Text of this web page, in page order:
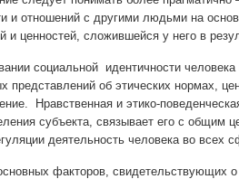
и отношений с другими людьми на
и ценностей, сложившейся у него в
социальной идентичности человека
представлений об этических нормах,
Нравственная и этико-
субъекта, связывает его с общим
деятельность человека во всех
факторов, свидетельствующих о